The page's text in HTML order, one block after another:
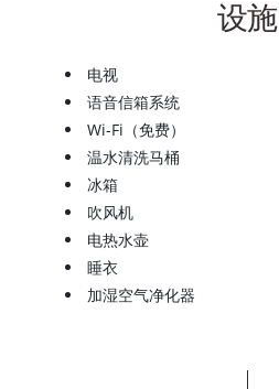
设施
电视
语音信箱系统
Wi-Fi（免费）
温水清洗马桶
冰箱
吹风机
电热水壶
睡衣
加湿空气净化器